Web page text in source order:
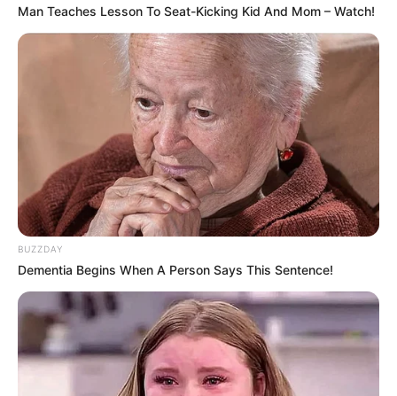
Man Teaches Lesson To Seat-Kicking Kid And Mom – Watch!
BUZZDAY
Dementia Begins When A Person Says This Sentence!